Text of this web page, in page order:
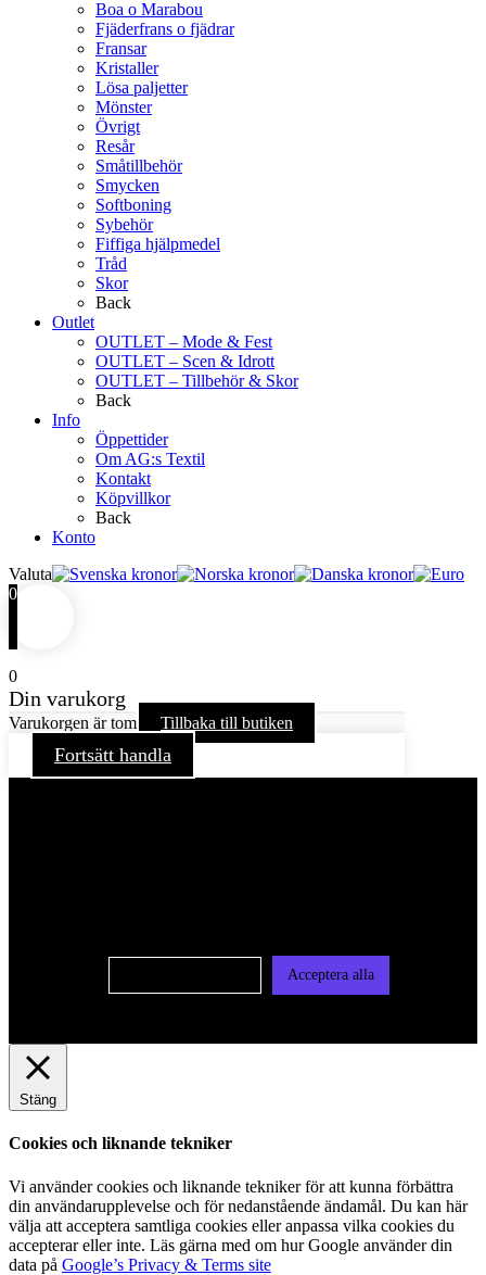
Boa o Marabou
Fjäderfrans o fjädrar
Fransar
Kristaller
Lösa paljetter
Mönster
Övrigt
Resår
Småtillbehör
Smycken
Softboning
Sybehör
Fiffiga hjälpmedel
Tråd
Skor
Back
Outlet
OUTLET – Mode & Fest
OUTLET – Scen & Idrott
OUTLET – Tillbehör & Skor
Back
Info
Öppettider
Om AG:s Textil
Kontakt
Köpvillkor
Back
Konto
Valuta
0
0
Din varukorg
Varukorgen är tom Tillbaka till butiken
Fortsätt handla
Acceptera alla
Stäng
Cookies och liknande tekniker
Vi använder cookies och liknande tekniker för att kunna förbättra
din användarupplevelse och för nedanstående ändamål. Du kan här
välja att acceptera samtliga cookies eller anpassa vilka cookies du
accepterar eller inte. Läs gärna med om hur Google använder din
data på Google’s Privacy & Terms site